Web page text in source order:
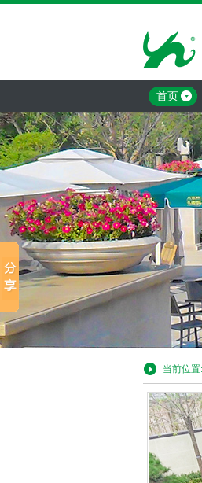
首页
当前位置: